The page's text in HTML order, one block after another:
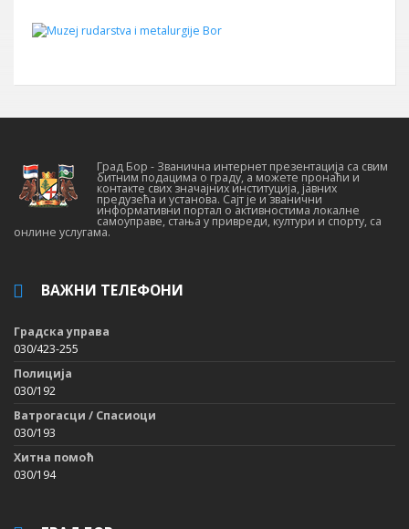
Град Бор - Званична интернет презентација са свим
битним подацима о граду, а можете пронаћи и
контакте свих значајних институција, јавних
предузећа и установа. Сајт је и званични
информативни портал о активностима локалне
самоуправе, стања у привреди, култури и спорту, са
онлине услугама.
ВАЖНИ ТЕЛЕФОНИ
Градска управа
030/423-255
Полиција
030/192
Ватрогасци / Спасиоци
030/193
Хитна помоћ
030/194